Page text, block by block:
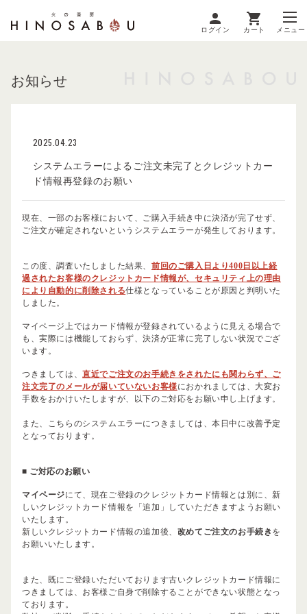
ログイン カート メニュー
お知らせ
2025.04.23
システムエラーによるご注文未完了とクレジットカー
ド情報再登録のお願い
現在、一部のお客様において、ご購入手続き中に決済が完了せず、
ご注文が確定されないというシステムエラーが発生しております。
この度、調査いたしました結果、前回のご購入日より400日以上経
過されたお客様のクレジットカード情報が、セキュリティ上の理由
により自動的に削除される仕様となっていることが原因と判明いた
しました。
マイページ上ではカード情報が登録されているように見える場合で
も、実際には機能しておらず、決済が正常に完了しない状況でござ
います。
つきましては、直近でご注文のお手続きをされたにも関わらず、ご
注文完了のメールが届いていないお客様におかれましては、大変お
手数をおかけいたしますが、以下のご対応をお願い申し上げます。
また、こちらのシステムエラーにつきましては、本日中に改善予定
となっております。
■ ご対応のお願い
マイページにて、現在ご登録のクレジットカード情報とは別に、新
しいクレジットカード情報を「追加」していただきますようお願い
いたします。
新しいクレジットカード情報の追加後、 改めてご注文のお手続き を
お願いいたします。
また、既にご登録いただいております古いクレジットカード情報に
つきましては、お客様ご自身で削除することができない状態となっ
ております。